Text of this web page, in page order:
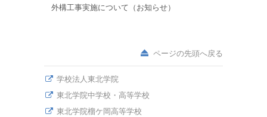
外構工事実施について（お知らせ）
ページの先頭へ戻る
学校法人東北学院
東北学院中学校・高等学校
東北学院榴ケ岡高等学校